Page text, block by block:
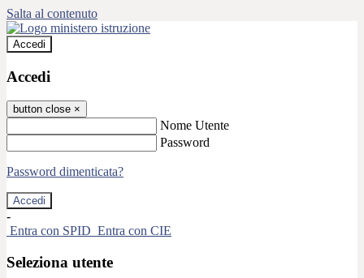
Salta al contenuto
Accedi
Accedi
button close ×
Nome Utente
Password
Password dimenticata?
-
Entra con SPID Entra con CIE
Seleziona utente